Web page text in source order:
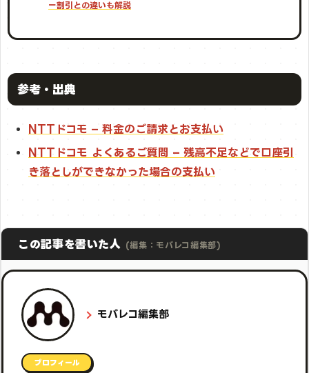
ー割引との違いも解説
参考・出典
NTTドコモ – 料金のご請求とお支払い
NTTドコモ よくあるご質問 – 残高不足などで口座引
き落としができなかった場合の支払い
この記事を書いた人 (編集：モバレコ編集部)
モバレコ編集部
プロフィール